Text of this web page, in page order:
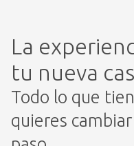
La
tu nueva
Todo lo que
quieres